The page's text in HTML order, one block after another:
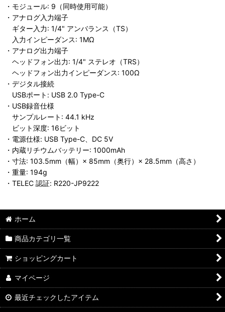
・モジュール: 9（同時使用可能）
・アナログ入力端子
ギター入力: 1/4" アンバランス（TS）
入力インピーダンス: 1MΩ
・アナログ出力端子
ヘッドフォン出力: 1/4" ステレオ（TRS）
ヘッドフォン出力インピーダンス: 100Ω
・デジタル接続
USBポート: USB 2.0 Type-C
・USB録音仕様
サンプルレート: 44.1 kHz
ビット深度: 16ビット
・電源仕様: USB Type-C、DC 5V
・内蔵リチウムバッテリー: 1000mAh
・寸法: 103.5mm（幅）× 85mm（奥行）× 28.5mm（高さ）
・重量: 194g
・TELEC 認証: R220-JP9222
ホーム
商品カテゴリ一覧
ショッピングカート
マイページ
最近チェックしたアイテム